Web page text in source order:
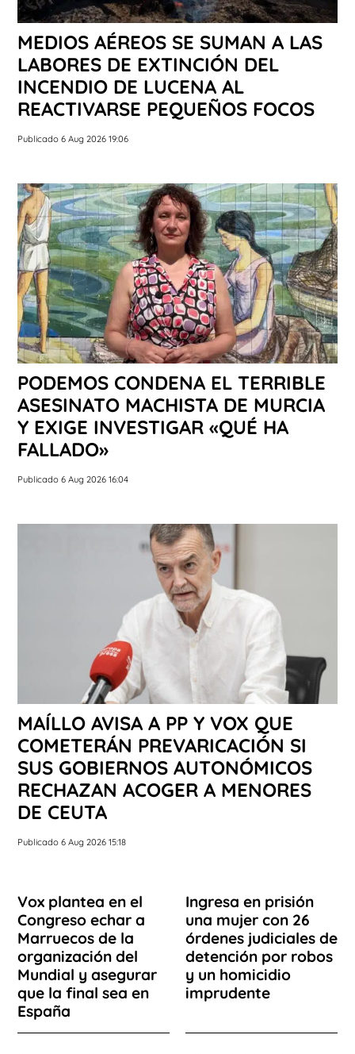
MEDIOS AÉREOS SE SUMAN A LAS
LABORES DE EXTINCIÓN DEL
INCENDIO DE LUCENA AL
REACTIVARSE PEQUEÑOS FOCOS
Publicado 6 Aug 2026 19:06
PODEMOS CONDENA EL TERRIBLE
ASESINATO MACHISTA DE MURCIA
Y EXIGE INVESTIGAR «QUÉ HA
FALLADO»
Publicado 6 Aug 2026 16:04
MAÍLLO AVISA A PP Y VOX QUE
COMETERÁN PREVARICACIÓN SI
SUS GOBIERNOS AUTONÓMICOS
RECHAZAN ACOGER A MENORES
DE CEUTA
Publicado 6 Aug 2026 15:18
Vox plantea en el
Congreso echar a
Marruecos de la
organización del
Mundial y asegurar
que la final sea en
España
Ingresa en prisión
una mujer con 26
órdenes judiciales de
detención por robos
y un homicidio
imprudente